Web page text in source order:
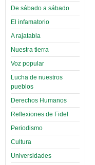
De sábado a sábado
El infamatorio
A rajatabla
Nuestra tierra
Voz popular
Lucha de nuestros
pueblos
Derechos Humanos
Reflexiones de Fidel
Periodismo
Cultura
Universidades